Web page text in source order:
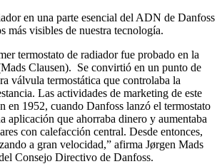
en una parte esencial del ADN de Danfoss
más visibles de nuestra tecnología.
termostato de radiador fue probado en la
Clausen). Se convirtió en un punto de
válvula termostática que controlaba la
Las actividades de marketing de este
en 1952, cuando Danfoss lanzó el termostato
aplicación que ahorraba dinero y aumentaba
con calefacción central. Desde entonces,
a gran velocidad,” afirma Jørgen Mads
Consejo Directivo de Danfoss.